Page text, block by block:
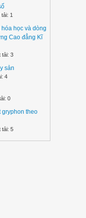
1
học và dòng
Cao đẳng Kĩ
tải: 3
sản
4
0
theo
tải: 5